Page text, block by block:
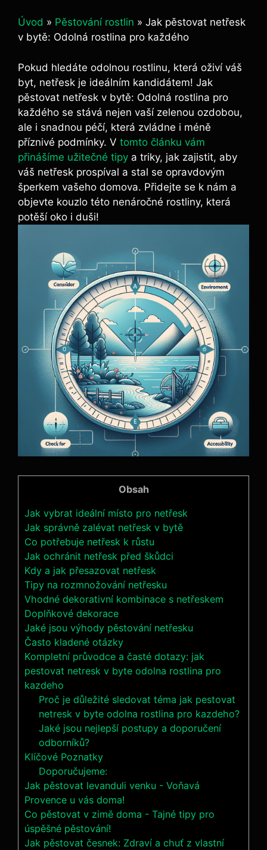
Úvod » Pěstování rostlin » Jak pěstovat netřesk
v bytě: Odolná rostlina pro každého
Pokud hledáte odolnou rostlinu, ⁢která‌ oživí váš
byt, netřesk je ideálním kandidátem! Jak
pěstovat netřesk v bytě: Odolná rostlina‍ pro
každého se stává nejen vaší⁤ zelenou ozdobou,
ale i ⁢snadnou péčí, která⁤ zvládne i méně
⁣příznivé podmínky. V tomto článku vám
přinášíme užitečné tipy a⁢ triky, jak zajistit,‌ aby
váš netřesk​ prospíval a stal se‌ opravdovým
šperkem vašeho domova. Přidejte se k nám a
objevte⁣ kouzlo této nenáročné rostliny, která‌
potěší oko i duši!
Obsah
Jak‌ vybrat ideální místo pro netřesk
Jak správně zalévat‍ netřesk v bytě
Co⁤ potřebuje⁣ netřesk k‌ růstu
Jak ochránit netřesk před škůdci
Kdy a jak přesazovat netřesk
Tipy‌ na rozmnožování netřesku
Vhodné dekorativní kombinace s netřeskem
Doplňkové ‍dekorace
Jaké jsou výhody pěstování netřesku
Často kladené otázky
Kompletní průvodce a časté dotazy: jak
pestovat netresk v byte odolna rostlina pro
kazdeho
Proč je důležité sledovat téma jak pestovat
netresk v byte odolna rostlina pro kazdeho?
Jaké jsou nejlepší postupy a doporučení
odborníků?
Klíčové Poznatky
Doporučujeme:
Jak pěstovat levanduli venku - Voňavá
Provence u vás doma!
Co pěstovat v zimě doma - Tajné tipy pro
úspěšné pěstování!
Jak pěstovat česnek: Zdraví a chuť z vlastní